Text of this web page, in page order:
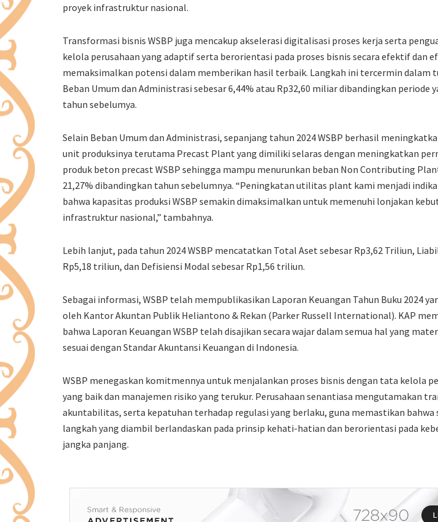
proyek infrastruktur nasional.
Transformasi bisnis WSBP juga mencakup akselerasi digitalisasi proses kerja serta
kelola perusahaan yang adaptif serta berorientasi pada proses bisnis secara efektif dan
memaksimalkan potensi dalam memberikan hasil terbaik. Langkah ini tercermin dalam
Beban Umum dan Administrasi sebesar 6,44% atau Rp32,60 miliar dibandingkan periode
tahun sebelumya.
Selain Beban Umum dan Administrasi, sepanjang tahun 2024 WSBP berhasil
unit produksinya terutama Precast Plant yang dimiliki selaras dengan meningkatkan
produk beton precast WSBP sehingga mampu menurunkan beban Non Contributing
21,27% dibandingkan tahun sebelumnya. “Peningkatan utilitas plant kami menjadi
bahwa kapasitas produksi WSBP semakin dimaksimalkan untuk memenuhi lonjakan
infrastruktur nasional,” tambahnya.
Lebih lanjut, pada tahun 2024 WSBP mencatatkan Total Aset sebesar Rp3,62 Triliun,
Rp5,18 triliun, dan Defisiensi Modal sebesar Rp1,56 triliun.
Sebagai informasi, WSBP telah mempublikasikan Laporan Keuangan Tahun Buku 2024
oleh Kantor Akuntan Publik Heliantono & Rekan (Parker Russell International). KAP
bahwa Laporan Keuangan WSBP telah disajikan secara wajar dalam semua hal yang
sesuai dengan Standar Akuntansi Keuangan di Indonesia.
WSBP menegaskan komitmennya untuk menjalankan proses bisnis dengan tata kelola
yang baik dan manajemen risiko yang terukur. Perusahaan senantiasa mengutamakan
akuntabilitas, serta kepatuhan terhadap regulasi yang berlaku, guna memastikan bahwa
langkah yang diambil berlandaskan pada prinsip kehati-hatian dan berorientasi pada
jangka panjang.